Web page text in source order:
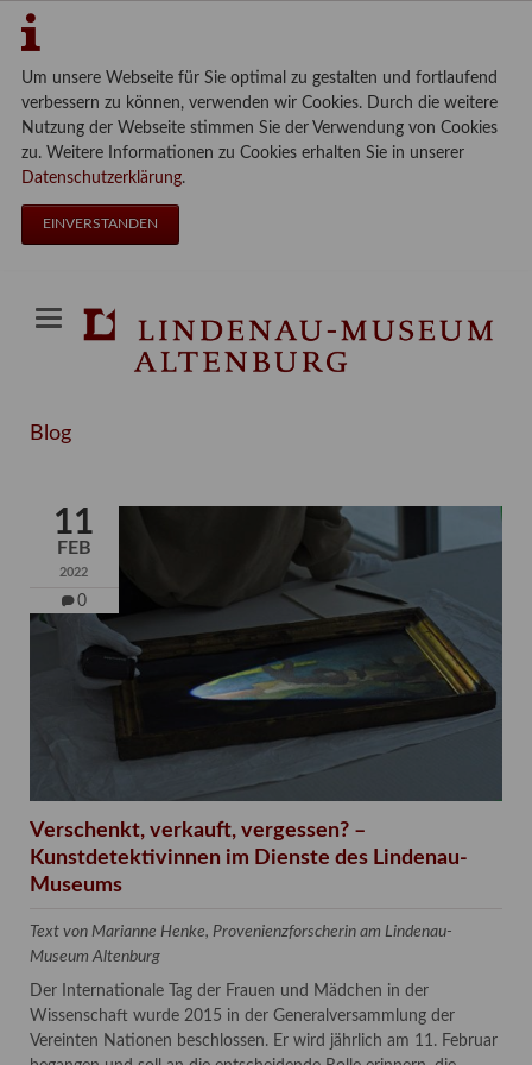
Um unsere Webseite für Sie optimal zu gestalten und fortlaufend
verbessern zu können, verwenden wir Cookies. Durch die weitere
Nutzung der Webseite stimmen Sie der Verwendung von Cookies
zu. Weitere Informationen zu Cookies erhalten Sie in unserer
Datenschutzerklärung.
EINVERSTANDEN
Blog
11
FEB
2022
0
Verschenkt, verkauft, vergessen? –
Kunstdetektivinnen im Dienste des Lindenau-
Museums
Text von Marianne Henke, Provenienzforscherin am Lindenau-
Museum Altenburg
Der Internationale Tag der Frauen und Mädchen in der
Wissenschaft wurde 2015 in der Generalversammlung der
Vereinten Nationen beschlossen. Er wird jährlich am 11. Februar